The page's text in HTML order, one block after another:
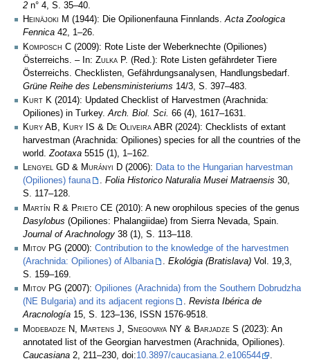
2 n° 4, S. 35–40.
Heinäjoki M (1944): Die Opilionenfauna Finnlands.Acta Zoologica
Fennica 42, 1–26.
Komposch C (2009): Rote Liste der Weberknechte (Opiliones)
Österreichs. – In: Zulka P. (Red.): Rote Listen gefährdeter Tiere
Österreichs. Checklisten, Gefährdungsanalysen, Handlungsbedarf.
Grüne Reihe des Lebensministeriums 14/3, S. 397–483.
Kurt K (2014): Updated Checklist of Harvestmen (Arachnida:
Opiliones) in Turkey.Arch. Biol. Sci. 66 (4), 1617–1631.
Kury AB, Kury IS & De Oliveira ABR (2024): Checklists of extant
harvestman (Arachnida: Opiliones) species for all the countries of the
world.Zootaxa 5515 (1), 1–162.
Lengyel GD & Murányi D (2006): Data to the Hungarian harvestman
(Opiliones) fauna
. Folia Historico Naturalia Musei Matraensis 30,
S. 117–128.
Martín R & Prieto CE (2010): A new orophilous species of the genus
Dasylobus (Opiliones: Phalangiidae) from Sierra Nevada, Spain.
Journal of Arachnology 38 (1), S. 113–118.
Mitov PG (2000): Contribution to the knowledge of the harvestmen
(Arachnida: Opiliones) of Albania
. Ekológia (Bratislava) Vol. 19,3,
S. 159–169.
Mitov PG (2007): Opiliones (Arachnida) from the Southern Dobrudzha
(NE Bulgaria) and its adjacent regions
. Revista Ibérica de
Aracnología 15, S. 123–136, ISSN 1576-9518.
Modebadze N, Martens J, Snegovaya NY & Barjadze S (2023): An
annotated list of the Georgian harvestmen (Arachnida, Opiliones).
Caucasiana 2, 211–230, doi:10.3897/caucasiana.2.e106544